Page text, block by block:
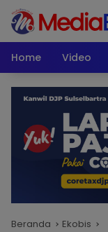
Langsung
konten
Home
Video
Beranda Ekobis